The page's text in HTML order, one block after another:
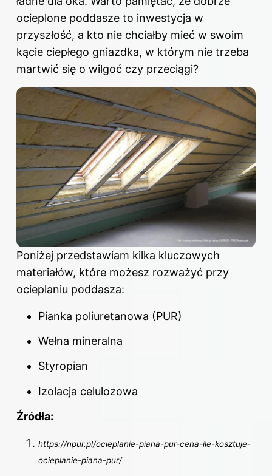
ocieplone poddasze to inwestycja w
przyszłość, a kto nie chciałby mieć w swoim
kącie ciepłego gniazdka, w którym nie trzeba
martwić się o wilgoć czy przeciągi?
Poniżej przedstawiam kilka kluczowych
materiałów, które możesz rozważyć przy
ocieplaniu poddasza:
Pianka poliuretanowa (PUR)
Wełna mineralna
Styropian
Izolacja celulozowa
Źródła:
https://npur.pl/ocieplanie-piana-pur-cena-ile-kosztuje-
ocieplanie-piana-pur/